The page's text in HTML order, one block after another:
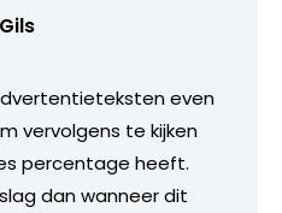
even
vervolgens te kijken
percentage heeft.
dan wanneer dit